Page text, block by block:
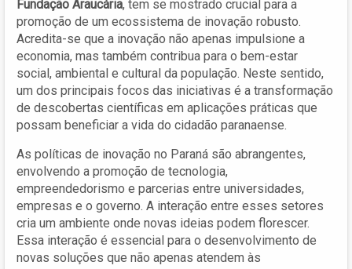
Fundação Araucária, tem se mostrado crucial para a
promoção de um ecossistema de inovação robusto.
Acredita-se que a inovação não apenas impulsione a
economia, mas também contribua para o bem-estar
social, ambiental e cultural da população. Neste sentido,
um dos principais focos das iniciativas é a transformação
de descobertas científicas em aplicações práticas que
possam beneficiar a vida do cidadão paranaense.
As políticas de inovação no Paraná são abrangentes,
envolvendo a promoção de tecnologia,
empreendedorismo e parcerias entre universidades,
empresas e o governo. A interação entre esses setores
cria um ambiente onde novas ideias podem florescer.
Essa interação é essencial para o desenvolvimento de
novas soluções que não apenas atendem às